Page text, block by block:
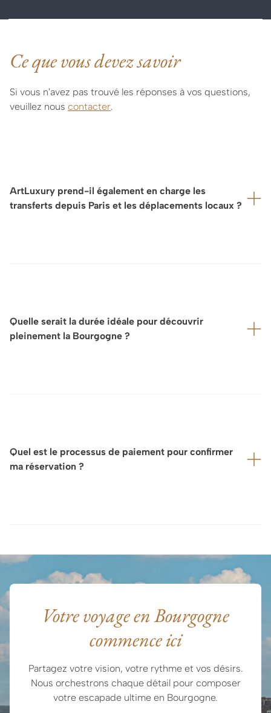
Ce que vous devez savoir
Si vous n'avez pas trouvé les réponses à vos questions,
veuillez nous contacter.
ArtLuxury prend-il également en charge les
transferts depuis Paris et les déplacements locaux ?
Quelle serait la durée idéale pour découvrir
pleinement la Bourgogne ?
Quel est le processus de paiement pour confirmer
ma réservation ?
bancaire.
Votre voyage en Bourgogne
commence ici
Partagez votre vision, votre rythme et vos désirs.
Nous orchestrons chaque détail pour composer
votre escapade ultime en Bourgogne.